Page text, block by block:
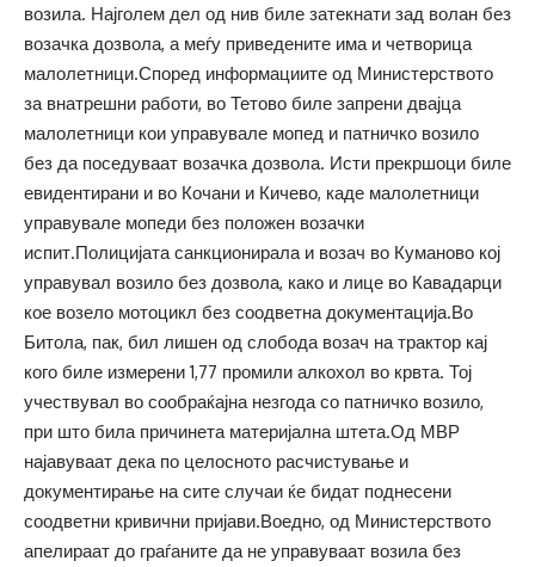
возила. Најголем дел од нив биле затекнати зад волан без
возачка дозвола, а меѓу приведените има и четворица
малолетници.Според информациите од Министерството
за внатрешни работи, во Тетово биле запрени двајца
малолетници кои управувале мопед и патничко возило
без да поседуваат возачка дозвола. Исти прекршоци биле
евидентирани и во Кочани и Кичево, каде малолетници
управувале мопеди без положен возачки
испит.Полицијата санкционирала и возач во Куманово кој
управувал возило без дозвола, како и лице во Кавадарци
кое возело мотоцикл без соодветна документација.Во
Битола, пак, бил лишен од слобода возач на трактор кај
кого биле измерени 1,77 промили алкохол во крвта. Тој
учествувал во сообраќајна незгода со патничко возило,
при што била причинета материјална штета.Од МВР
најавуваат дека по целосното расчистување и
документирање на сите случаи ќе бидат поднесени
соодветни кривични пријави.Воедно, од Министерството
апелираат до граѓаните да не управуваат возила без